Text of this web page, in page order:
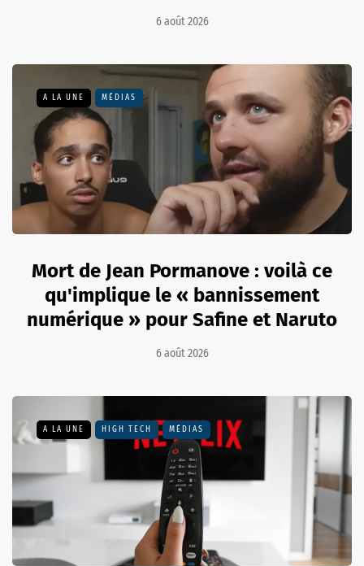
6 août 2026
A LA UNE MÉDIAS
Mort de Jean Pormanove : voilà ce
qu'implique le « bannissement
numérique » pour Safine et Naruto
6 août 2026
A LA UNE HIGH TECH MÉDIAS